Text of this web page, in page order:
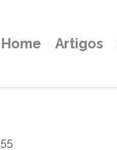
Home Artigos